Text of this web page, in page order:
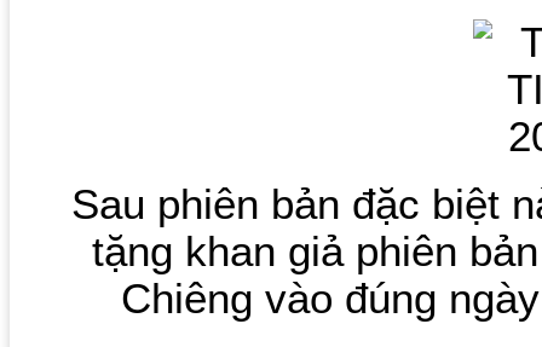
Sau phiên bản đặc biệt
tặng khan giả phiên
Chiêng vào đúng